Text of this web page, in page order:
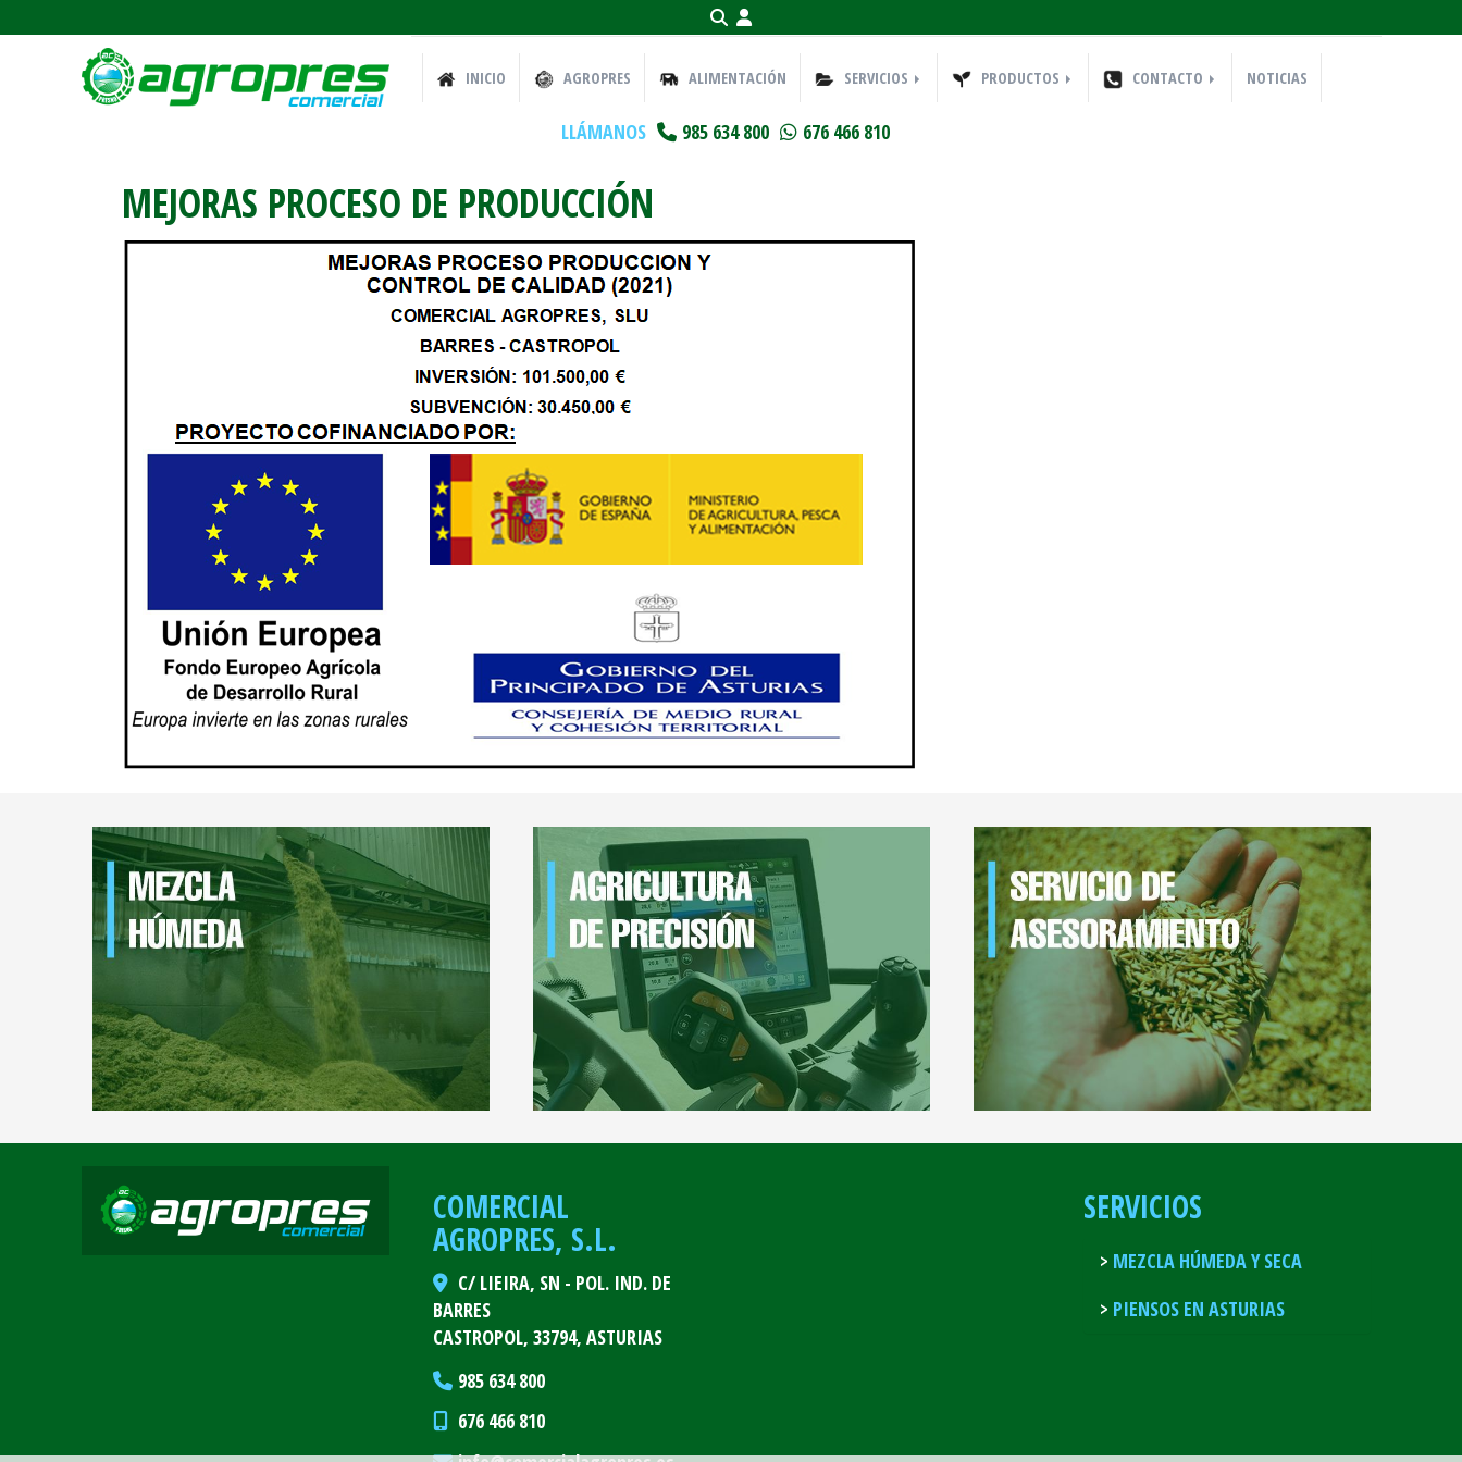
INICIO AGROPRES ALIMENTACIÓN SERVICIOS PRODUCTOS CONTACTO NOTICIAS
LLÁMANOS 985 634 800 676 466 810
MEJORAS PROCESO DE PRODUCCIÓN
COMERCIAL
AGROPRES, S.L.
C/ LIEIRA, SN - POL. IND. DE
BARRES
CASTROPOL,33794,ASTURIAS
985 634 800
676 466 810
SERVICIOS
MEZCLA HÚMEDA Y SECA
PIENSOS EN ASTURIAS